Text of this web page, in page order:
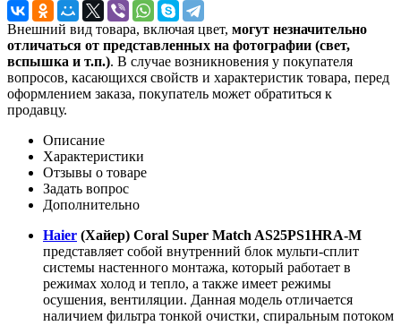
Внешний вид товара, включая цвет, могут незначительно
отличаться от представленных на фотографии (свет,
вспышка и т.п.). В случае возникновения у покупателя
вопросов, касающихся свойств и характеристик товара, перед
оформлением заказа, покупатель может обратиться к
продавцу.
Описание
Характеристики
Отзывы о товаре
Задать вопрос
Дополнительно
Haier (Хайер) Coral Super Match AS25PS1HRA-M
представляет собой внутренний блок мульти-сплит
системы настенного монтажа, который работает в
режимах холод и тепло, а также имеет режимы
осушения, вентиляции. Данная модель отличается
наличием фильтра тонкой очистки, спиральным потоком